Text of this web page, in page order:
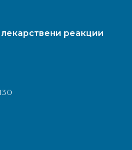
реакции